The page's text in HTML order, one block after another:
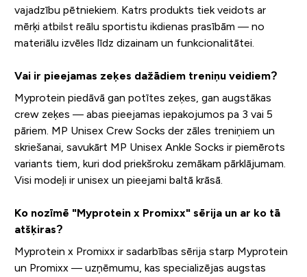
vajadzību pētniekiem. Katrs produkts tiek veidots ar
mērķi atbilst reālu sportistu ikdienas prasībām — no
materiālu izvēles līdz dizainam un funkcionalitātei.
Vai ir pieejamas zeķes dažādiem treniņu veidiem?
Myprotein piedāvā gan potītes zeķes, gan augstākas
crew zeķes — abas pieejamas iepakojumos pa 3 vai 5
pāriem. MP Unisex Crew Socks der zāles treniņiem un
skriešanai, savukārt MP Unisex Ankle Socks ir piemērots
variants tiem, kuri dod priekšroku zemākam pārklājumam.
Visi modeļi ir unisex un pieejami baltā krāsā.
Ko nozīmē "Myprotein x Promixx" sērija un ar ko tā
atšķiras?
Myprotein x Promixx ir sadarbības sērija starp Myprotein
un Promixx — uzņēmumu, kas specializējas augstas